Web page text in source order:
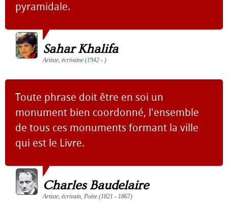
pyramidale.
Sahar Khalifa
Artiste, écrivaine (1942 - )
Toute phrase doit être en soi un
monument bien coordonné, l'ensemble
de tous ces monuments formant la ville
qui est le Livre.
Charles Baudelaire
Artiste, écrivain, Poète (1821 - 1867)